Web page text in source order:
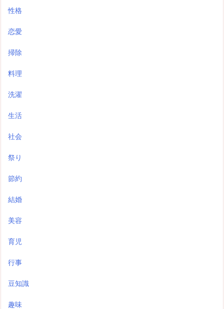
性格
恋愛
掃除
料理
洗濯
生活
社会
祭り
節約
結婚
美容
育児
行事
豆知識
趣味